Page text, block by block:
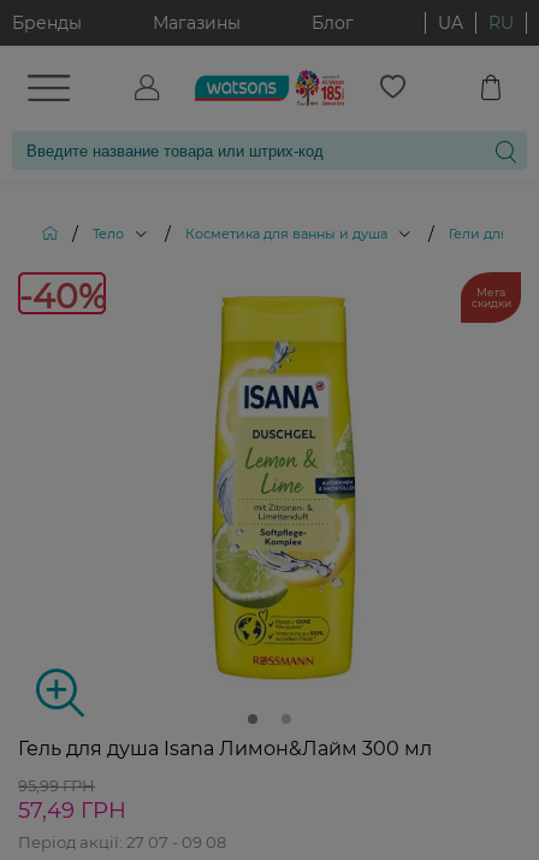
Бренды Магазины Блог UA RU
/ Тело / Косметика для ванны и душа / Гели для
-40%
Мега
скидки
Гель для душа Isana Лимон&Лайм 300 мл
95,99 ГРН
57,49 ГРН
Період акції: 27 07 - 09 08